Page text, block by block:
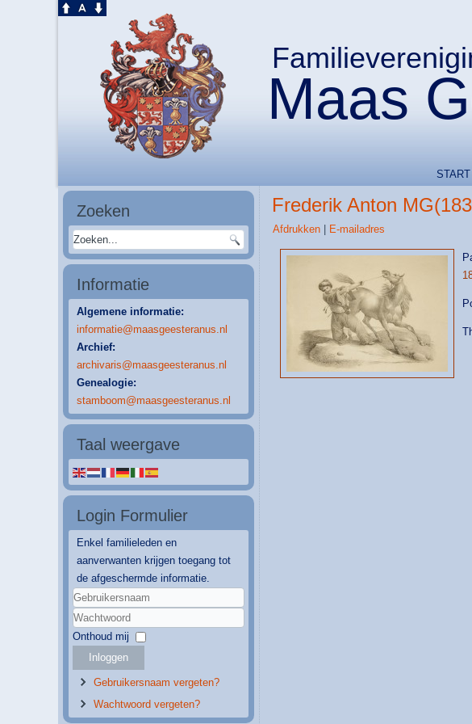
Maas
START
Zoeken
Informatie
Algemene informatie:
informatie@maasgeesteranus.nl
Archief:
archivaris@maasgeesteranus.nl
Genealogie:
stamboom@maasgeesteranus.nl
Taal weergave
Login Formulier
Enkel familieleden en
aanverwanten krijgen toegang tot
de afgeschermde informatie.
Gebruikersnaam
Wachtwoord
Onthoud mij
Inloggen
Gebruikersnaam vergeten?
Wachtwoord vergeten?
Frederik Anton
Afdrukken E-mailadres